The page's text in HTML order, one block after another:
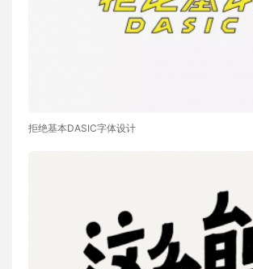
拒绝基本DASIC字体设计